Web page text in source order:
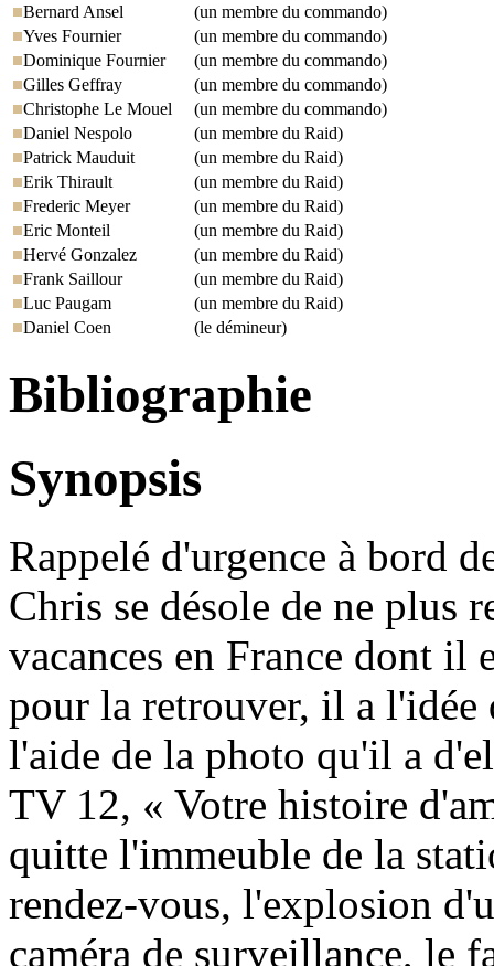
Bernard Ansel
(un membre du commando)
Yves Fournier
(un membre du commando)
Dominique Fournier
(un membre du commando)
Gilles Geffray
(un membre du commando)
Christophe Le Mouel
(un membre du commando)
Daniel Nespolo
(un membre du Raid)
Patrick Mauduit
(un membre du Raid)
Erik Thirault
(un membre du Raid)
Frederic Meyer
(un membre du Raid)
Eric Monteil
(un membre du Raid)
Hervé Gonzalez
(un membre du Raid)
Frank Saillour
(un membre du Raid)
Luc Paugam
(un membre du Raid)
Daniel Coen
(le démineur)
Bibliographie
Synopsis
Rappelé d'urgence à bord
Chris se désole de ne plus
vacances en France dont il
pour la retrouver, il a l'idée
l'aide de la photo qu'il a
TV 12, « Votre histoire
quitte l'immeuble de la
rendez-vous, l'explosion
caméra de surveillance, le